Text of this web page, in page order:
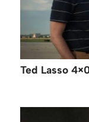
Ted Lasso